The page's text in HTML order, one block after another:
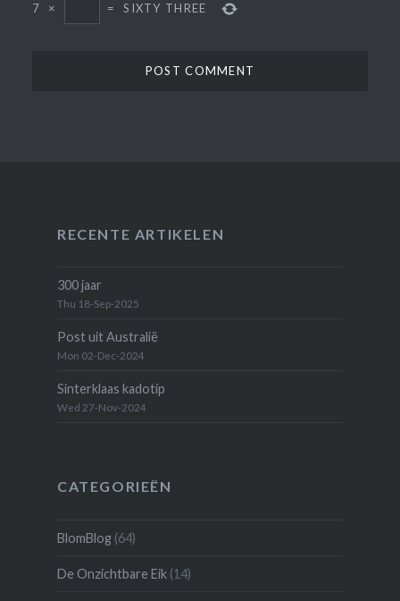
7 × = SIXTY THREE
RECENTE ARTIKELEN
300 jaar
Thu 18-Sep-2025
Post uit Australië
Mon 02-Dec-2024
Sinterklaas kadotip
Wed 27-Nov-2024
CATEGORIEËN
BlomBlog (64)
De Onzichtbare Eik(14)